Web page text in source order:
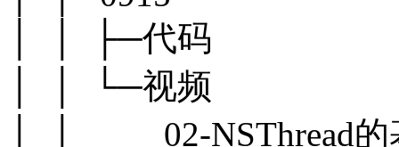
│ │ ├─代码
│ │ └─视频
│ │ 02-NSThread的